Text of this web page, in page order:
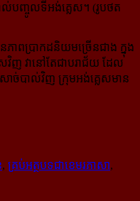
ល់​បញ្ចូលទីអង់គ្លេស។ (រូបថត
ភាពប្រាកដនិយមច្រើនជាង ក្នុង
វិញ វានៅតែជាបរាជ័យ ដែល
ច់បាល់វិញ ក្រុមអង់គ្លេស​មាន​
, គ្រប់អត្ថបទជាខេមរភាសា,